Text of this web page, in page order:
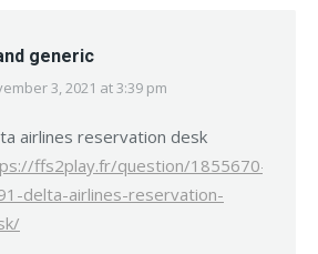
generic
3, 2021 at 3:39 pm
airlines reservation desk
ffs2play.fr/question/1855670-
delta-airlines-reservation-